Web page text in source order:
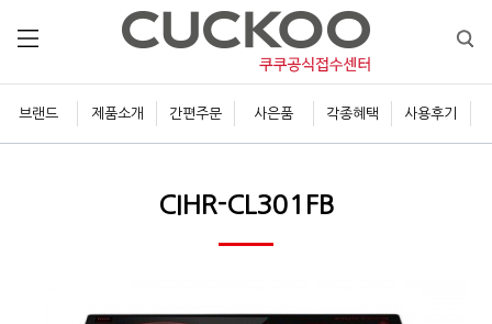
브랜드 제품소개 간편주문 사은품 각종혜택 사용후기
CIHR-CL301FB